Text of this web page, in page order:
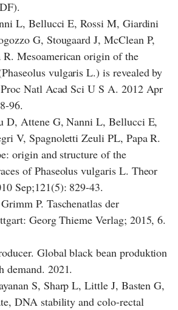
L, Bellucci E, Rossi M, Giardini
G, Stougaard J, McClean P,
R. Mesoamerican origin of the
vulgaris L.) is revealed by
Proc Natl Acad Sci U S A. 2012 Apr
96.
D, Attene G, Nanni L, Bellucci E,
V, Spagnoletti Zeuli PL, Papa R.
origin and structure of the
of Phaseolus vulgaris L. Theor
Sep;121(5): 829-43.
P. Taschenatlas der
Georg Thieme Verlag; 2015, 6.
Global black bean produktion
demand. 2021.
S, Sharp L, Little J, Basten G,
DNA stability and colo-rectal